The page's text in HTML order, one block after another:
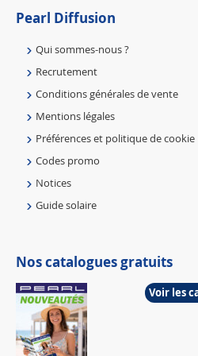
Pearl Diffusion
Qui sommes-nous ?
Recrutement
Conditions générales de vente
Mentions légales
Préférences et politique de cookie
Codes promo
Notices
Guide solaire
Nos catalogues gratuits
Voir les